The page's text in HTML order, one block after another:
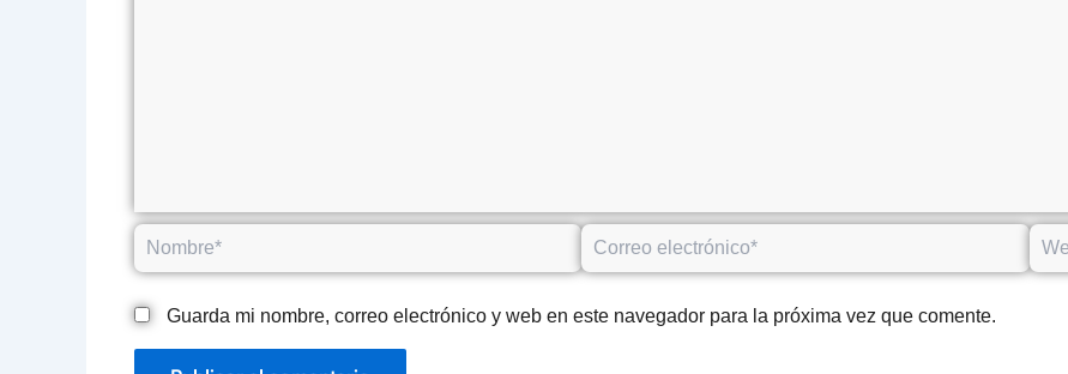
Nombre*
Correo
electrónico*
Web
Guarda mi nombre, correo electrónico y web en este navegador para la próxima vez que comente.